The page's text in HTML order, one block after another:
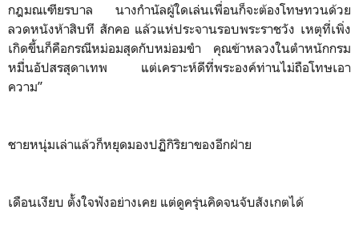
กฎมณเฑียรบาล นางกำนัลผู้ใดเล่นเพื่อนก็จะต้องโทษทวนด้วย
ลวดหนังห้าสิบที สักคอ แล้วแห่ประจานรอบพระราชวัง เหตุที่เพิ่ง
เกิดขึ้นก็คือกรณีหม่อมสุดกับหม่อมขำ คุณข้าหลวงในตำหนักกรม
หมื่นอัปสรสุดาเทพ แต่เคราะห์ดีที่พระองค์ท่านไม่ถือโทษเอา
ความ”
ชายหนุ่มเล่าแล้วก็หยุดมองปฏิกิริยาของอีกฝ่าย
เดือนเงียบ ตั้งใจฟังอย่างเคย แต่ดูครุ่นคิดจนจับสังเกตได้